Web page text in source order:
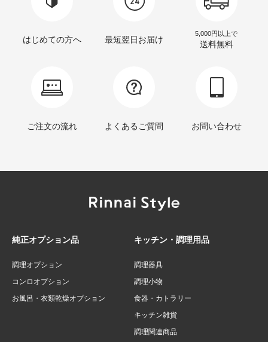
はじめての方へ 最短翌日お届け
5,000円以上で
送料無料
ご注文の流れ よくあるご質問 お問い合わせ
純正オプション品
調理オプション
コンロオプション
お風呂・衣類乾燥オプション
キッチン・調理用品
調理器具
調理小物
食器・カトラリー
キッチン雑貨
調理関連商品